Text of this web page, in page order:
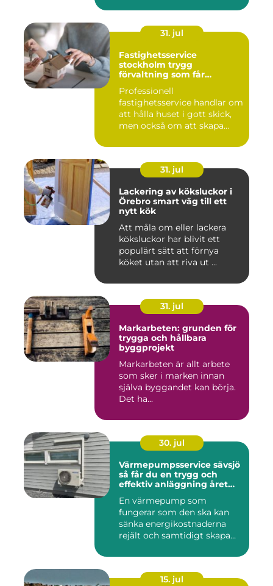
31. jul
Fastighetsservice
stockholm trygg
förvaltning som får
Professionell
fastighetsservice handlar om
att hålla huset i gott skick,
men också om att skapa
31. jul
Lackering av köksluckor i
Örebro smart väg till ett
nytt kök
Att måla om eller lackera
köksluckor har blivit ett
populärt sätt att förnya
köket utan att riva ut ...
31. jul
Markarbeten: grunden för
trygga och hållbara
byggprojekt
Markarbeten är allt arbete
som sker i marken innan
själva byggandet kan börja.
Det ha...
30. jul
Värmepumpsservice sävsjö
så får du en trygg och
effektiv anläggning året
En värmepump som
fungerar som den ska kan
sänka energikostnaderna
rejält och samtidigt skapa
15. jul